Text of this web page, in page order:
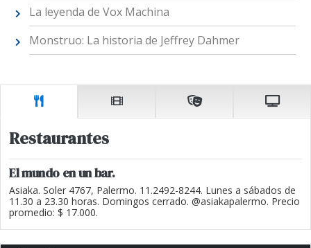
La leyenda de Vox Machina
Monstruo: La historia de Jeffrey Dahmer
Restaurantes
El mundo en un bar.
Asiaka. Soler 4767, Palermo. 11.2492-8244. Lunes a sábados de
11.30 a 23.30 horas. Domingos cerrado. @asiakapalermo. Precio
promedio: $ 17.000.